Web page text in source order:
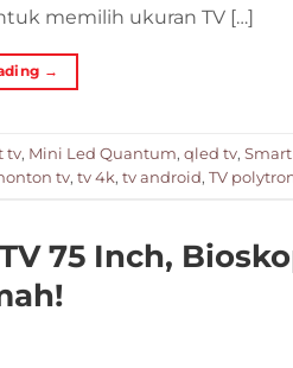
memilih ukuran TV […]
→
tv, Mini Led Quantum, qled tv, Smart
tv, tv 4k, tv android, TV
75 Inch,